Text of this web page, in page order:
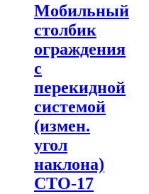
Мобильный
столбик
ограждения
с
перекидной
системой
(измен.
угол
наклона)
СТО-17